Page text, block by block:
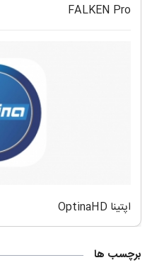
FALKEN Pro
اپتینا OptinaHD
برچسب ها